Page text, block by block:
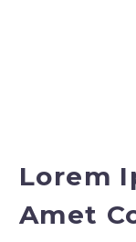
Lorem
Amet